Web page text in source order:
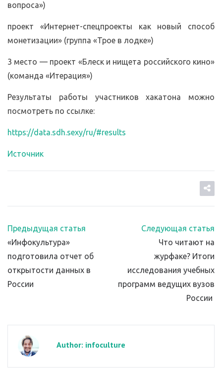
вопроса»)
проект «Интернет-спецпроекты как новый способ
монетизации» (группа «Трое в лодке»)
3 место — проект «Блеск и нищета российского кино»
(команда «Итерация»)
Результаты работы участников хакатона можно
посмотреть по ссылке:
https://data.sdh.sexy/ru/#results
Источник
Предыдущая статья
«Инфокультура»
подготовила отчет об
открытости данных в
России
Следующая статья
Что читают на
журфаке? Итоги
исследования учебных
программ ведущих вузов
России
Author: infoculture